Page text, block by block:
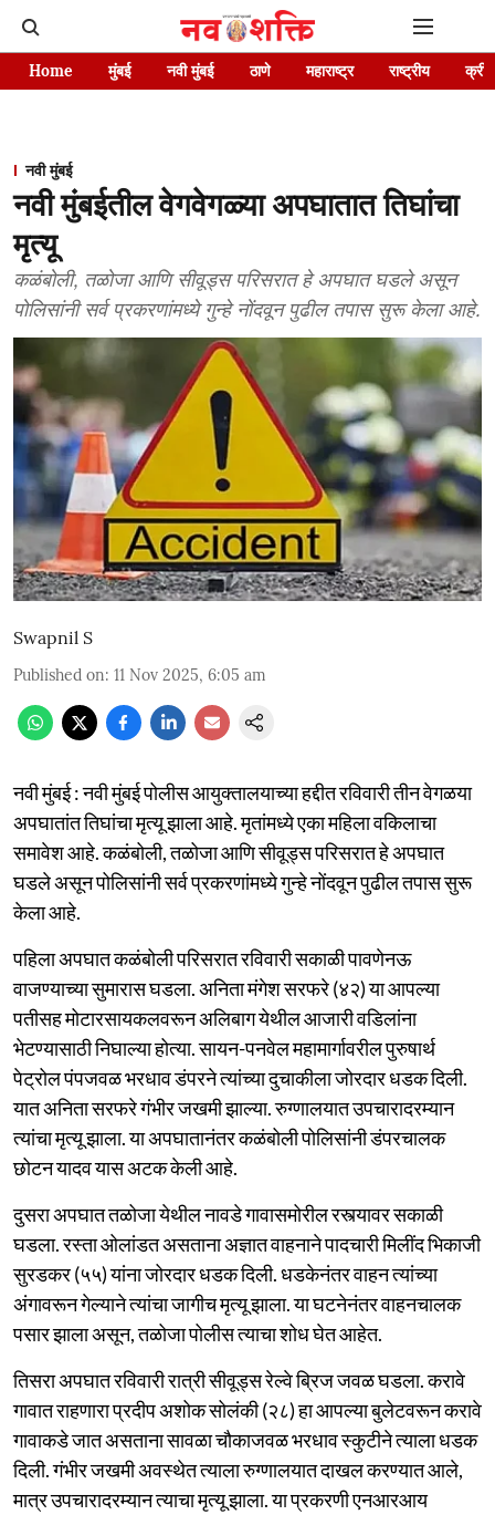
Home मुंबई नवी मुंबई ठाणे महाराष्ट्र राष्ट्रीय
नवी मुंबई
नवी मुंबईतील वेगवेगळ्या अपघातात तिघांचा
मृत्यू
कळंबोली, तळोजा आणि सीवूड्स परिसरात हे अपघात घडले असून
पोलिसांनी सर्व प्रकरणांमध्ये गुन्हे नोंदवून पुढील तपास सुरू केला आहे.
Swapnil S
Published on: 11 Nov 2025, 6:05 am
नवी मुंबई : नवी मुंबई पोलीस आयुक्तालयाच्या हद्दीत रविवारी तीन वेगळया
अपघातांत तिघांचा मृत्यू झाला आहे. मृतांमध्ये एका महिला वकिलाचा
समावेश आहे. कळंबोली, तळोजा आणि सीवूड्स परिसरात हे अपघात
घडले असून पोलिसांनी सर्व प्रकरणांमध्ये गुन्हे नोंदवून पुढील तपास सुरू
केला आहे.
पहिला अपघात कळंबोली परिसरात रविवारी सकाळी पावणेनऊ
वाजण्याच्या सुमारास घडला. अनिता मंगेश सरफरे (४२) या आपल्या
पतीसह मोटारसायकलवरून अलिबाग येथील आजारी वडिलांना
भेटण्यासाठी निघाल्या होत्या. सायन-पनवेल महामार्गावरील पुरुषार्थ
पेट्रोल पंपजवळ भरधाव डंपरने त्यांच्या दुचाकीला जोरदार धडक दिली.
यात अनिता सरफरे गंभीर जखमी झाल्या. रुग्णालयात उपचारादरम्यान
त्यांचा मृत्यू झाला. या अपघातानंतर कळंबोली पोलिसांनी डंपरचालक
छोटन यादव यास अटक केली आहे.
दुसरा अपघात तळोजा येथील नावडे गावासमोरील रस्त्यावर सकाळी
घडला. रस्ता ओलांडत असताना अज्ञात वाहनाने पादचारी मिलींद भिकाजी
सुरडकर (५५) यांना जोरदार धडक दिली. धडकेनंतर वाहन त्यांच्या
अंगावरून गेल्याने त्यांचा जागीच मृत्यू झाला. या घटनेनंतर वाहनचालक
पसार झाला असून, तळोजा पोलीस त्याचा शोध घेत आहेत.
तिसरा अपघात रविवारी रात्री सीवूड्स रेल्वे ब्रिज जवळ घडला. करावे
गावात राहणारा प्रदीप अशोक सोलंकी (२८) हा आपल्या बुलेटवरून करावे
गावाकडे जात असताना सावळा चौकाजवळ भरधाव स्कुटीने त्याला धडक
दिली. गंभीर जखमी अवस्थेत त्याला रुग्णालयात दाखल करण्यात आले,
मात्र उपचारादरम्यान त्याचा मृत्यू झाला. या प्रकरणी एनआरआय